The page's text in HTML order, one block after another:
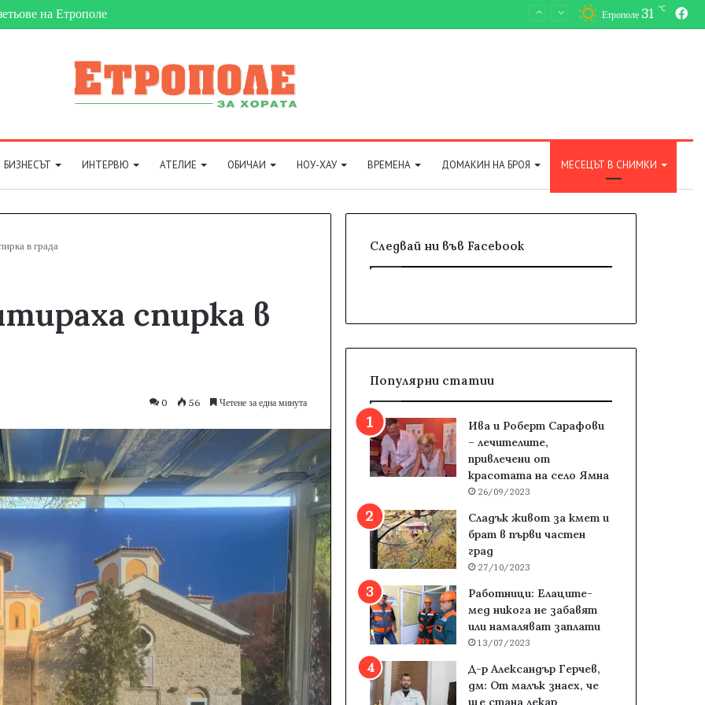
на Етрополе Етрополе 31 ℃
БИЗНЕСЪТ ИНТЕРВЮ АТЕЛИЕ ОБИЧАИ НОУ-ХАУ ВРЕМЕНА ДОМАКИН НА БРОЯ МЕСЕЦЪТ В СНИМКИ
в града
спирка в
0 56 Четене за една минута
Следвай ни във Facebook
Популярни статии
Ива и Роберт Сарафови
– лечителите,
привлечени от
красотата на село Ямна
26/09/2023
Сладък живот за кмет и
брат в първи частен
град
27/10/2023
Работници: Елаците-
мед никога не забавят
или намаляват заплати
13/07/2023
Д-р Александър Герчев,
дм: От малък знаех, че
ще стана лекар